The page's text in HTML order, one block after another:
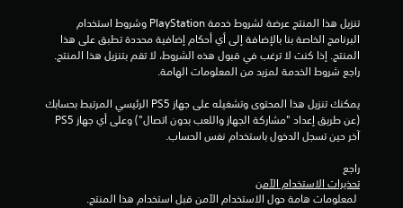
راجع شروط الخدمة لمزيد من المعلومات الهامة.
آخر حين تسجل الدخول باستخدام نفس الحساب.
راجع
تحذيرات الاستخدام الآمن